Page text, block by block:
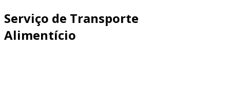
Serviço de Transporte
Alimentício